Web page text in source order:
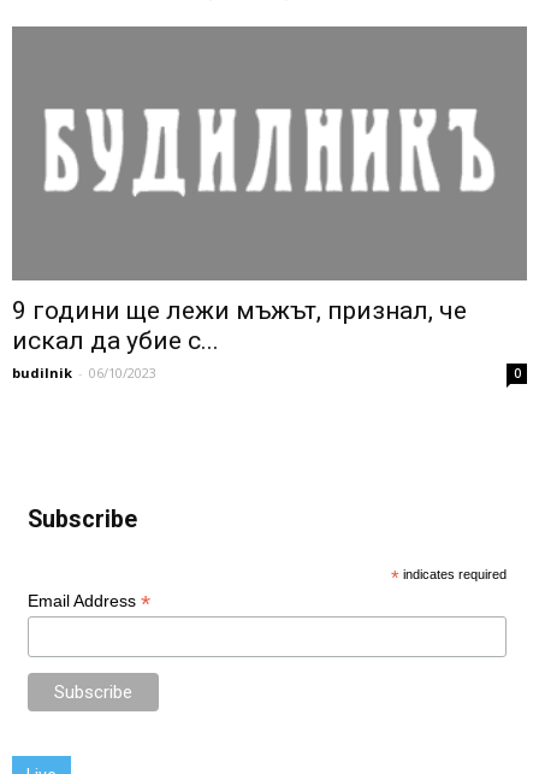
9 години ще лежи мъжът, признал, че
искал да убие с...
budilnik - 06/10/2023 0
Subscribe
* indicates required
Email Address *